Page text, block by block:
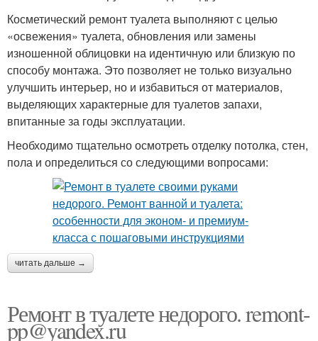
Косметический ремонт туалета выполняют с целью
«освежения» туалета, обновления или замены
изношенной облицовки на идентичную или близкую по
способу монтажа. Это позволяет не только визуально
улучшить интерьер, но и избавиться от материалов,
выделяющих характерные для туалетов запахи,
впитанные за годы эксплуатации.
Необходимо тщательно осмотреть отделку потолка, стен,
пола и определиться со следующими вопросами:
читать дальше →
Ремонт в туалете недорого. remont-
pp@yandex.ru